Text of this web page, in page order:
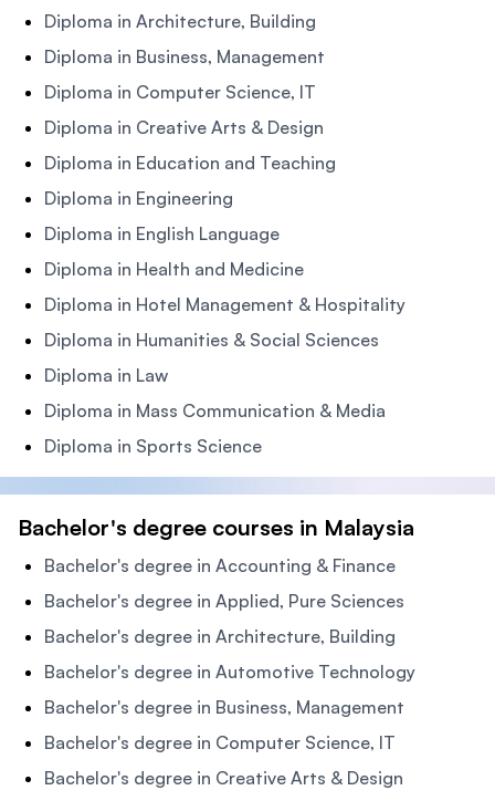
Diploma in Architecture, Building
Diploma in Business, Management
Diploma in Computer Science, IT
Diploma in Creative Arts & Design
Diploma in Education and Teaching
Diploma in Engineering
Diploma in English Language
Diploma in Health and Medicine
Diploma in Hotel Management & Hospitality
Diploma in Humanities & Social Sciences
Diploma in Law
Diploma in Mass Communication & Media
Diploma in Sports Science
Bachelor's degree courses in Malaysia
Bachelor's degree in Accounting & Finance
Bachelor's degree in Applied, Pure Sciences
Bachelor's degree in Architecture, Building
Bachelor's degree in Automotive Technology
Bachelor's degree in Business, Management
Bachelor's degree in Computer Science, IT
Bachelor's degree in Creative Arts & Design